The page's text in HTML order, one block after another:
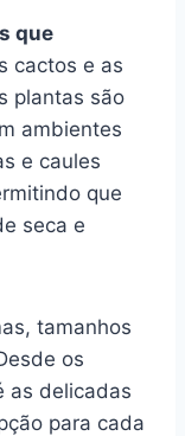
que
cactos e as
plantas são
ambientes
e caules
que
seca e
tamanhos
os
as delicadas
para cada